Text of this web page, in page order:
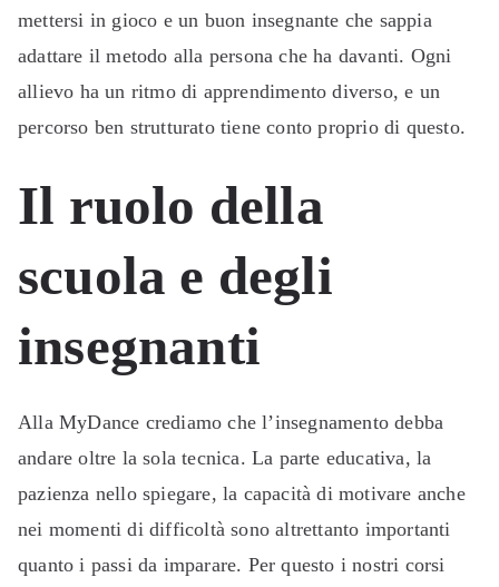
mettersi in gioco e un buon insegnante che sappia
adattare il metodo alla persona che ha davanti. Ogni
allievo ha un ritmo di apprendimento diverso, e un
percorso ben strutturato tiene conto proprio di questo.
Il ruolo della
scuola e degli
insegnanti
Alla MyDance crediamo che l’insegnamento debba
andare oltre la sola tecnica. La parte educativa, la
pazienza nello spiegare, la capacità di motivare anche
nei momenti di difficoltà sono altrettanto importanti
quanto i passi da imparare. Per questo i nostri corsi